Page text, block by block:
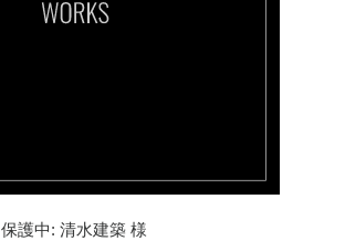
保護中: 清水建築 様